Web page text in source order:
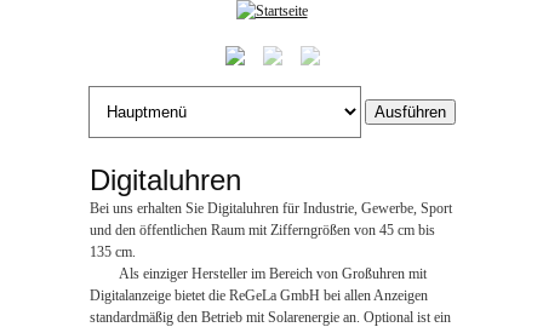
Jump to Navigation
Digitaluhren
Bei uns erhalten Sie Digitaluhren für Industrie, Gewerbe, Sport
und den öffentlichen Raum mit Zifferngrößen von 45 cm bis
135 cm.
Als einziger Hersteller im Bereich von Großuhren mit
Digitalanzeige bietet die ReGeLa GmbH bei allen Anzeigen
standardmäßig den Betrieb mit Solarenergie an. Optional ist ein